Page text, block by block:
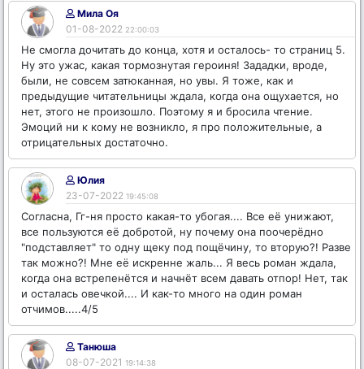
Мила Оя
01-08-2022 22:00:03
Не смогла дочитать до конца, хотя и осталось- то страниц 5.
Ну это ужас, какая тормознутая героиня! Зададки, вроде,
были, не совсем затюканная, но увы. Я тоже, как и
предыдущие читательницы ждала, когда она ощухается, но
нет, этого не произошло. Поэтому я и бросила чтение.
Эмоций ни к кому не возникло, я про положительные, а
отрицательных достаточно.
Юлия
23-07-2022 19:45:08
Согласна, Гг-ня просто какая-то убогая.... Все её унижают,
все пользуются её добротой, ну почему она поочерёдно
"подставляет" то одну щеку под пощёчину, то вторую?! Разве
так можно?! Мне её искренне жаль... Я весь роман ждала,
когда она встрепенётся и начнёт всем давать отпор! Нет, так
и осталась овечкой.... И как-то много на один роман
отчимов.....4/5
Танюша
08-07-2021 19:14:38